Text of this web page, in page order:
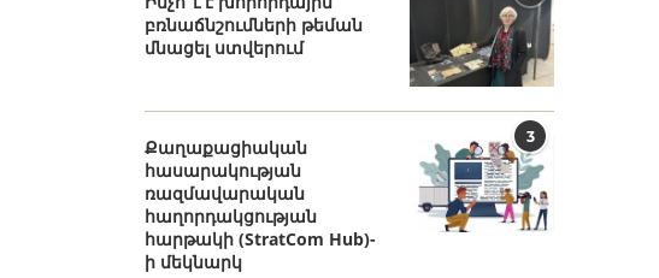
բռնաճնշումների թեման
մնացել ստվերում
3
Քաղաքացիական
հասարակության
ռազմավարական
հաղորդակցության
հարթակի (StratCom Hub)-
ի մեկնարկ